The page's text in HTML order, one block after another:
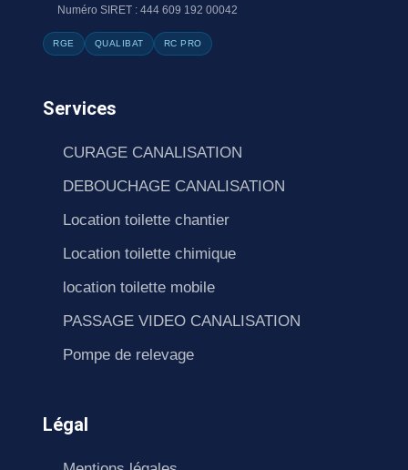
Numéro SIRET : 444 609 192 00042
RGE QUALIBAT RC PRO
Services
CURAGE CANALISATION
DEBOUCHAGE CANALISATION
Location toilette chantier
Location toilette chimique
location toilette mobile
PASSAGE VIDEO CANALISATION
Pompe de relevage
Légal